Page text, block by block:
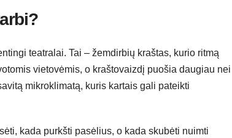
teatralai. Tai – žemdirbių kraštas, kurio ritmą
vietovėmis, o kraštovaizdį puošia daugiau nei
mikroklimatą, kuris kartais gali pateikti
kada purkšti pasėlius, o kada skubėti nuimti